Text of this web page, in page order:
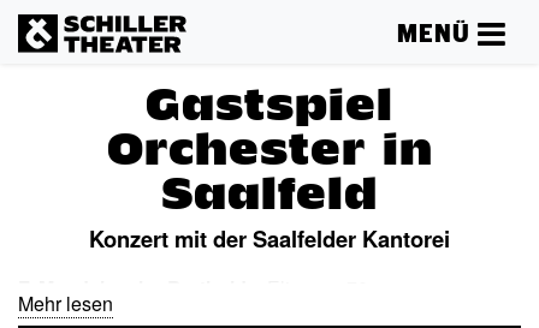
MENÜ
Gastspiel
Orchester in
Saalfeld
Konzert mit der Saalfelder Kantorei
Mehr lesen